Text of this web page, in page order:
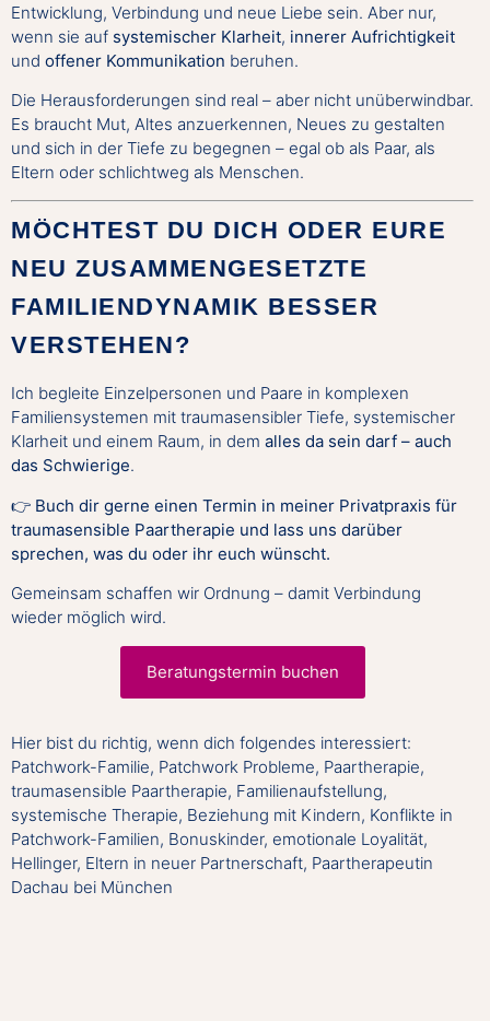
Entwicklung, Verbindung und neue Liebe sein. Aber nur,
wenn sie auf systemischer Klarheit, innerer Aufrichtigkeit
und offener Kommunikation beruhen.
Die Herausforderungen sind real – aber nicht unüberwindbar.
Es braucht Mut, Altes anzuerkennen, Neues zu gestalten
und sich in der Tiefe zu begegnen – egal ob als Paar, als
Eltern oder schlichtweg als Menschen.
MÖCHTEST DU DICH ODER EURE
NEU ZUSAMMENGESETZTE
FAMILIENDYNAMIK BESSER
VERSTEHEN?
Ich begleite Einzelpersonen und Paare in komplexen
Familiensystemen mit traumasensibler Tiefe, systemischer
Klarheit und einem Raum, in dem alles da sein darf – auch
das Schwierige.
👉 Buch dir gerne einen Termin in meiner Privatpraxis für
traumasensible Paartherapie und lass uns darüber
sprechen, was du oder ihr euch wünscht.
Gemeinsam schaffen wir Ordnung – damit Verbindung
wieder möglich wird.
Beratungstermin buchen
Hier bist du richtig, wenn dich folgendes interessiert:
Patchwork-Familie, Patchwork Probleme, Paartherapie,
traumasensible Paartherapie, Familienaufstellung,
systemische Therapie, Beziehung mit Kindern, Konflikte in
Patchwork-Familien, Bonuskinder, emotionale Loyalität,
Hellinger, Eltern in neuer Partnerschaft, Paartherapeutin
Dachau bei München